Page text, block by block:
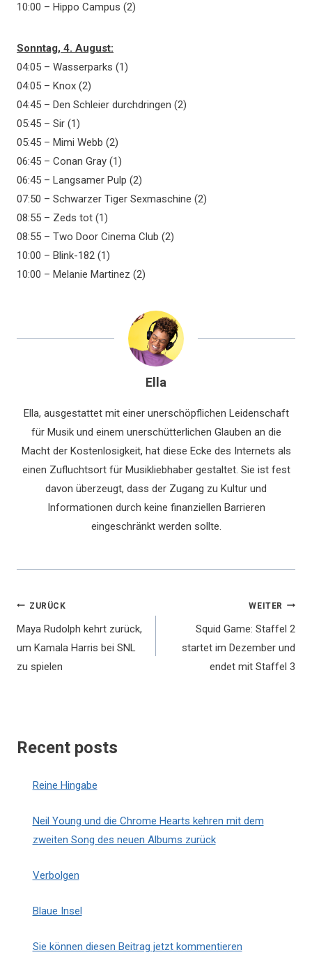
10:00 – Hippo Campus (2)
Sonntag, 4. August:
04:05 – Wasserparks (1)
04:05 – Knox (2)
04:45 – Den Schleier durchdringen (2)
05:45 – Sir (1)
05:45 – Mimi Webb (2)
06:45 – Conan Gray (1)
06:45 – Langsamer Pulp (2)
07:50 – Schwarzer Tiger Sexmaschine (2)
08:55 – Zeds tot (1)
08:55 – Two Door Cinema Club (2)
10:00 – Blink-182 (1)
10:00 – Melanie Martinez (2)
Ella
Ella, ausgestattet mit einer unerschöpflichen Leidenschaft
für Musik und einem unerschütterlichen Glauben an die
Macht der Kostenlosigkeit, hat diese Ecke des Internets als
einen Zufluchtsort für Musikliebhaber gestaltet. Sie ist fest
davon überzeugt, dass der Zugang zu Kultur und
Informationen durch keine finanziellen Barrieren
eingeschränkt werden sollte.
Beitragsnavigation
ZURÜCK
Maya Rudolph kehrt zurück,
um Kamala Harris bei SNL
zu spielen
WEITER
Squid Game: Staffel 2
startet im Dezember und
endet mit Staffel 3
Recent posts
Reine Hingabe
Neil Young und die Chrome Hearts kehren mit dem
zweiten Song des neuen Albums zurück
Verbolgen
Blaue Insel
Sie können diesen Beitrag jetzt kommentieren